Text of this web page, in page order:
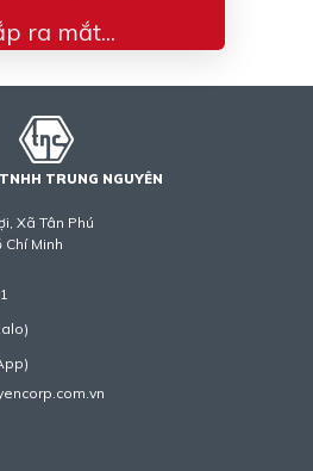
ra mắt...
TRUNG NGUYÊN
Xã Tân Phú
Chí Minh